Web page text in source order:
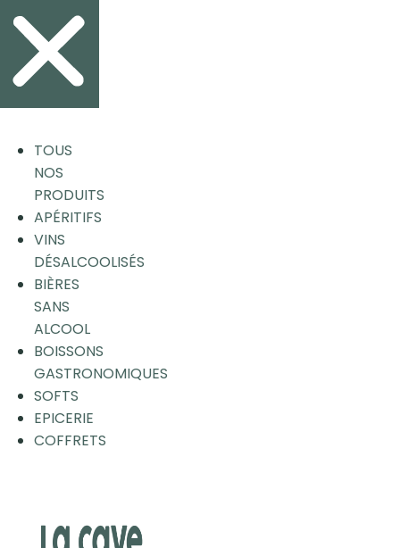
TOUS
NOS
PRODUITS
APÉRITIFS
VINS
DÉSALCOOLISÉS
BIÈRES
SANS
ALCOOL
BOISSONS
GASTRONOMIQUES
SOFTS
EPICERIE
COFFRETS